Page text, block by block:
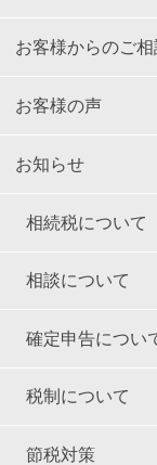
お客様からのご相
お客様の声
お知らせ
相続税について
相談について
確定申告につい
税制について
節税対策